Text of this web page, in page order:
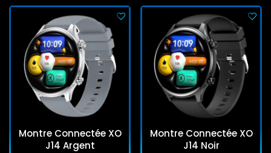
Montre Connectée XO
J14 Argent
Montre Connectée XO
J14 Noir